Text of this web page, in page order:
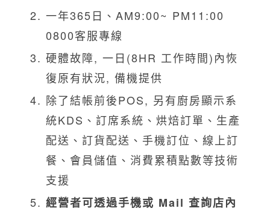
一年365日、AM9:00~ PM11:00
0800客服專線
硬體故障, 一日(8HR 工作時間)內恢
復原有狀況, 備機提供
除了結帳前後POS, 另有廚房顯示系
統KDS、訂席系統、烘焙訂單、生產
配送、訂貨配送、手機訂位、線上訂
餐、會員儲值、消費累積點數等技術
支援
經營者可透過手機或 Mail 查詢店內